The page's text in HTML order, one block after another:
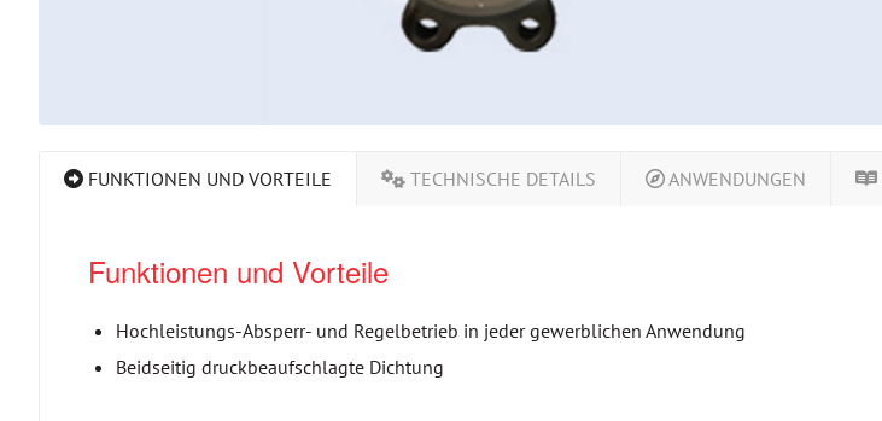
FUNKTIONEN UND VORTEILE TECHNISCHE DETAILS ANWENDUNGEN
Funktionen und Vorteile
Hochleistungs-Absperr- und Regelbetrieb in jeder gewerblichen Anwendung
Beidseitig druckbeaufschlagte Dichtung